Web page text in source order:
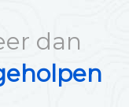
dan